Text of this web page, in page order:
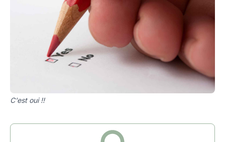
C'est oui !!